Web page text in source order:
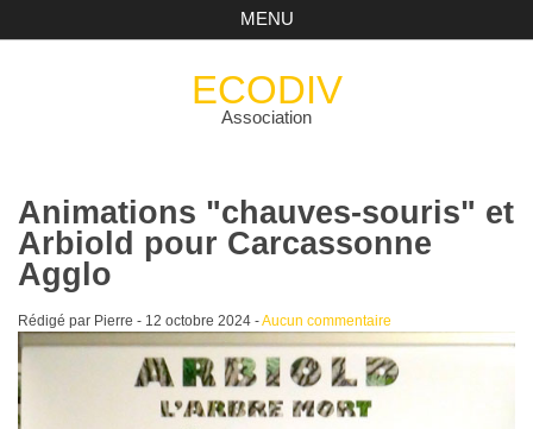
ECODIV
Association
MENU
Animations "chauves-souris" et
Arbiold pour Carcassonne
Agglo
Rédigé par Pierre - 12 octobre 2024-Aucun commentaire